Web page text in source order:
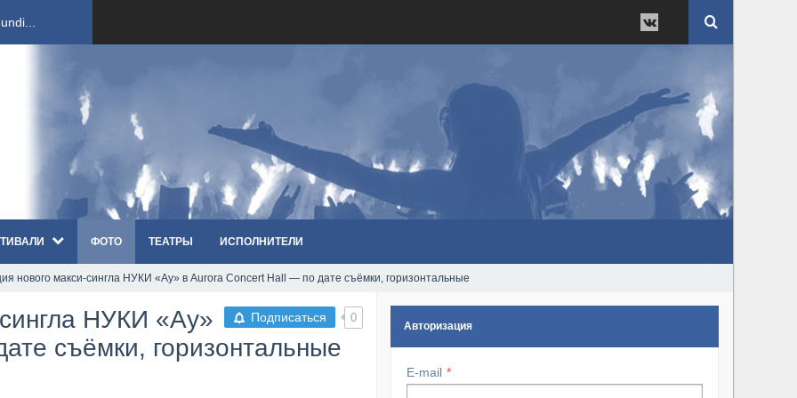
ко...
«Th...
«...
ФОТО ТЕАТРЫ ИСПОЛНИТЕЛИ
нового макси-сингла НУКИ «Ау» в Aurora Concert Hall — по дате съёмки, горизонтальные
Подписаться 0
НУКИ «Ау»
съёмки, горизонтальные
Авторизация
E-mail